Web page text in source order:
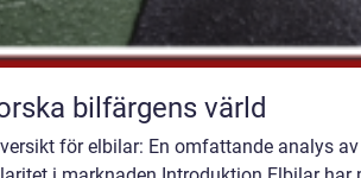
bilfärgens värld
för elbilar: En omfattande analys